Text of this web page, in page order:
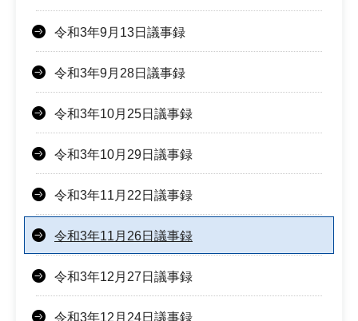
令和3年9月13日議事録
令和3年9月28日議事録
令和3年10月25日議事録
令和3年10月29日議事録
令和3年11月22日議事録
令和3年11月26日議事録
令和3年12月27日議事録
令和3年12月24日議事録